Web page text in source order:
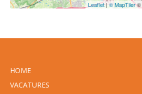
Leaflet|© MapTiler©
HOME
VACATURES